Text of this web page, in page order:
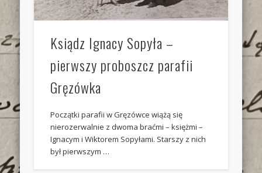
Ksiądz Ignacy Sopyła –
pierwszy proboszcz parafii
Gręzówka
Początki parafii w Gręzówce wiążą się
nierozerwalnie z dwoma braćmi – księżmi –
Ignacym i Wiktorem Sopyłami. Starszy z nich
był pierwszym …